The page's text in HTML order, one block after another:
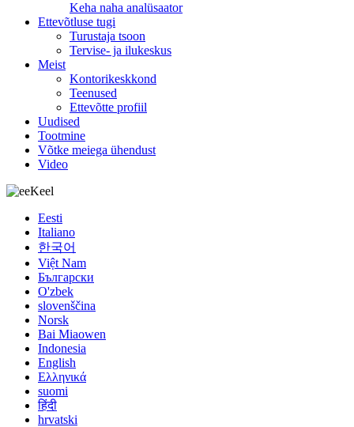
Keha naha analüsaator
Ettevõtluse tugi
Turustaja tsoon
Tervise- ja ilukeskus
Meist
Kontorikeskkond
Teenused
Ettevõtte profiil
Uudised
Tootmine
Võtke meiega ühendust
Video
Keel
Eesti
Italiano
한국어
Việt Nam
Български
O'zbek
slovenščina
Norsk
Bai Miaowen
Indonesia
English
Ελληνικά
suomi
हिंदी
hrvatski